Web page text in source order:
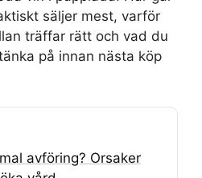
säljer mest, varför
träffar rätt och vad du
på innan nästa köp
avföring? Orsaker